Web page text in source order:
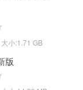
大小:1.71 GB
版